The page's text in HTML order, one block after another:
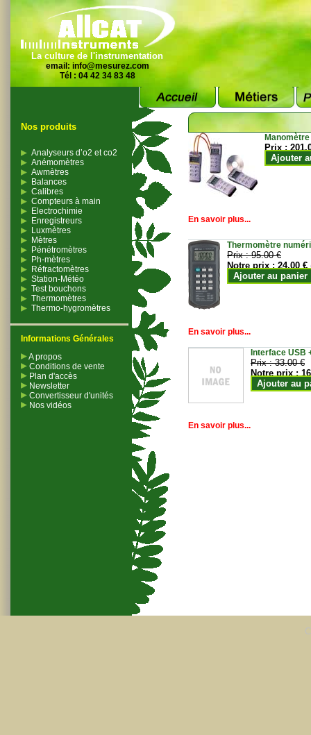
La culture de l'instrumentation
email: info@mesurez.com
Tél : 04 42 34 83 48
Nos produits
Analyseurs d’o2 et co2
Anémomètres
Awmètres
Balances
Calibres
Compteurs à main
Electrochimie
Enregistreurs
Luxmètres
Mètres
Pénétromètres
Ph-mètres
Réfractomètres
Station-Météo
Test bouchons
Thermomètres
Thermo-hygromètres
Informations Générales
A propos
Conditions de vente
Plan d'accès
Newsletter
Convertisseur d'unités
Nos vidéos
Prix :
Ajouter
En savoir plus...
Thermomètre
Prix :95.00 €
Notre prix :24.00 €
Ajouter au panier
En savoir plus...
Interface USB
Prix :33.00 €
Notre prix :
Ajouter au
En savoir plus...